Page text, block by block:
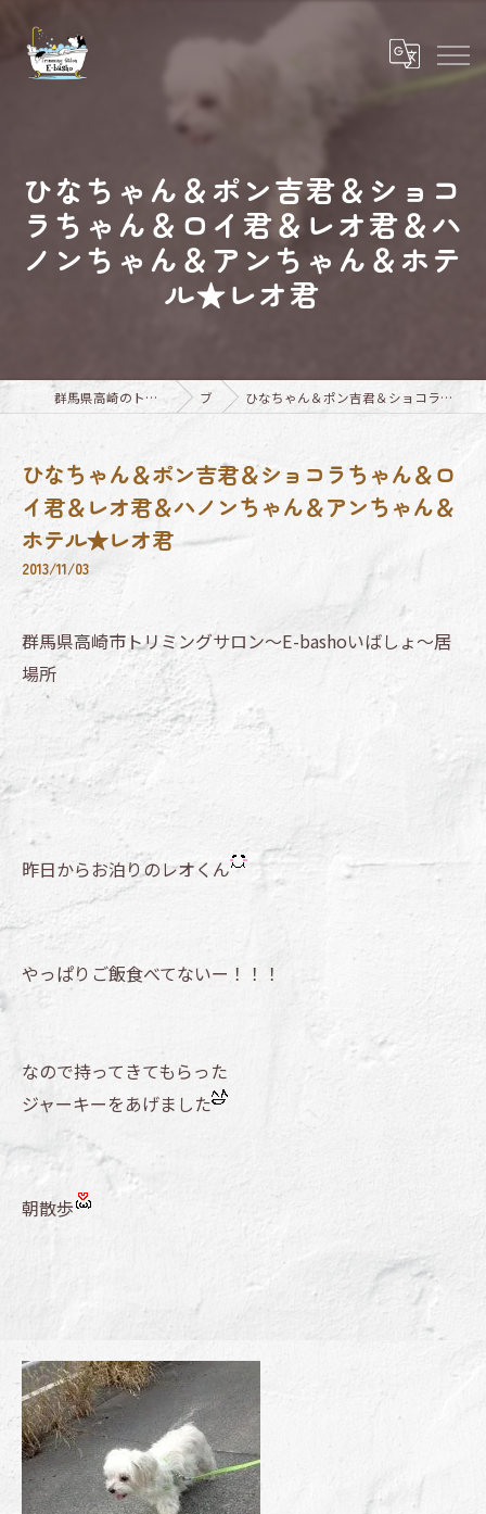
ひなちゃん＆ポン吉君＆ショコ
ラちゃん＆ロイ君＆レオ君＆ハ
ノンちゃん＆アンちゃん＆ホテ
ル★レオ君
群馬県高崎のトリミングならTrimming Salon E-basho ブログ ひなちゃん＆ポン吉君＆ショコラちゃん＆ロイ君＆レオ君＆ハノンちゃん＆アンちゃん＆ホテル★レオ君
ひなちゃん＆ポン吉君＆ショコラちゃん＆ロ
イ君＆レオ君＆ハノンちゃん＆アンちゃん＆
ホテル★レオ君
2013/11/03
群馬県高崎市トリミングサロン～E-bashoいばしょ～居
場所
昨日からお泊りのレオくん
やっぱりご飯食べてないー！！！
なので持ってきてもらった
ジャーキーをあげました
朝散歩